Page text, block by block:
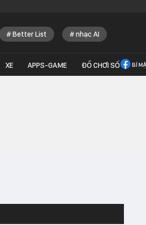
Better List nhạc AI
XE APPS-GAME ĐỒ CHƠI SỐ BÍ